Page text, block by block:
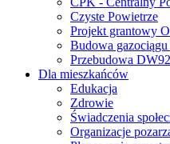
Czyste Powietrze
Projekt grantowy
Budowa
Przebudowa
Dla mieszkańców
Edukacja
Zdrowie
Świadczenia
Organizacje